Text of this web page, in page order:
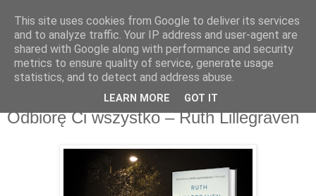
Recenzje na widelcu
Portal kulturalny - książki, recenzje, inspiracje, konkursy.
poniedziałek, 23 września 2019
Odbiorę Ci wszystko – Ruth Lillegraven
This site uses cookies from Google to deliver its services
and to analyze traffic. Your IP address and user-agent are
shared with Google along with performance and security
metrics to ensure quality of service, generate usage
statistics, and to detect and address abuse.
LEARN MORE GOT IT